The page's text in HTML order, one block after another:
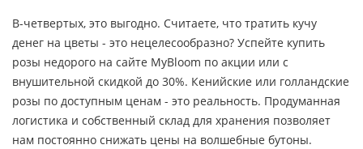
В-четвертых, это выгодно. Считаете, что тратить кучу
денег на цветы - это нецелесообразно? Успейте купить
розы недорого на сайте MyBloom по акции или с
внушительной скидкой до 30%. Кенийские или голландские
розы по доступным ценам - это реальность. Продуманная
логистика и собственный склад для хранения позволяет
нам постоянно снижать цены на волшебные бутоны.